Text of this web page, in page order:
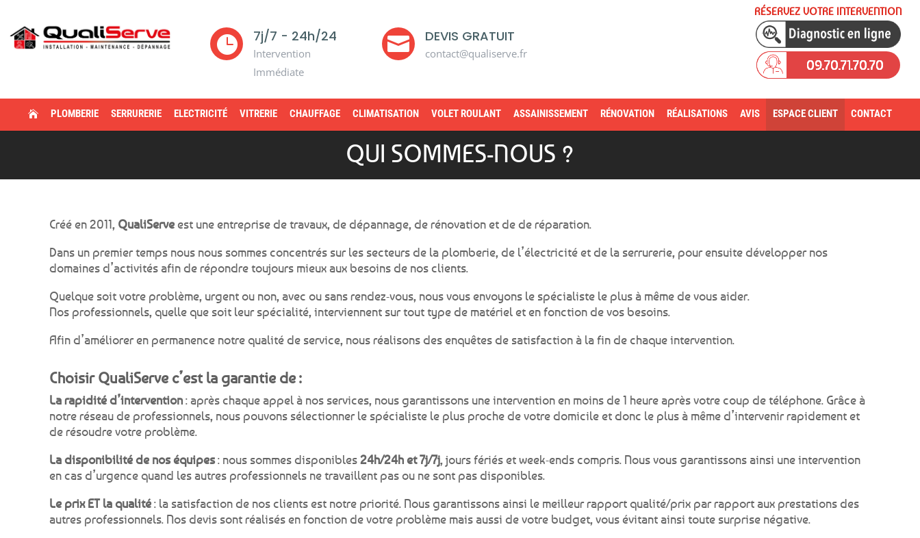
 7j/7 - 24h/24
Intervention
Immédiate
 DEVIS GRATUIT
contact@qualiserve.fr
RÉSERVEZ VOTRE INTERVENTION
09.70.71.70.70
 PLOMBERIE SERRURERIE ELECTRICITÉ VITRERIE CHAUFFAGE CLIMATISATION VOLET ROULANT ASSAINISSEMENT RÉNOVATION RÉALISATIONS AVIS ESPACE CLIENT CONTACT
QUI SOMMES-NOUS ?
Créé en 2011, QualiServeest une entreprise de travaux, de dépannage, de rénovation et de de réparation.
Dans un premier temps nous nous sommes concentrés sur les secteurs de la plomberie, de l’électricité et de la serrurerie, pour ensuite développer nos
domaines d’activités afin de répondre toujours mieux aux besoins de nos clients.
Quelque soit votre problème, urgent ou non, avec ou sans rendez-vous, nous vous envoyons le spécialiste le plus à même de vous aider.
Nos professionnels, quelle que soit leur spécialité, interviennent sur tout type de matériel et en fonction de vos besoins.
Afin d’améliorer en permanence notre qualité de service, nous réalisons des enquêtes de satisfaction à la fin de chaque intervention.
Choisir QualiServe c’est la garantie de :
La rapidité d’intervention: après chaque appel à nos services, nous garantissons une intervention en moins de 1 heure après votre coup de téléphone. Grâce à
notre réseau de professionnels, nous pouvons sélectionner le spécialiste le plus proche de votre domicile et donc le plus à même d’intervenir rapidement et
de résoudre votre problème.
La disponibilité de nos équipes: nous sommes disponibles24h/24h et 7j/7j, jours fériés et week-ends compris. Nous vous garantissons ainsi une intervention
en cas d’urgence quand les autres professionnels ne travaillent pas ou ne sont pas disponibles.
Le prix ET la qualité: la satisfaction de nos clients est notre priorité. Nous garantissons ainsi le meilleur rapport qualité/prix par rapport aux prestations des
autres professionnels. Nos devis sont réalisés en fonction de votre problème mais aussi de votre budget, vous évitant ainsi toute surprise négative.